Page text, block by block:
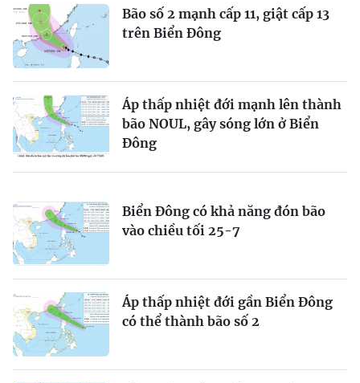
Bão số 2 mạnh cấp 11, giật cấp 13
trên Biển Đông
Áp thấp nhiệt đới mạnh lên thành
bão NOUL, gây sóng lớn ở Biển
Đông
Biển Đông có khả năng đón bão
vào chiều tối 25-7
Áp thấp nhiệt đới gần Biển Đông
có thể thành bão số 2